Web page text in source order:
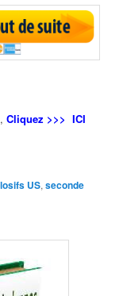
Cliquez >>> ICI
US,seconde